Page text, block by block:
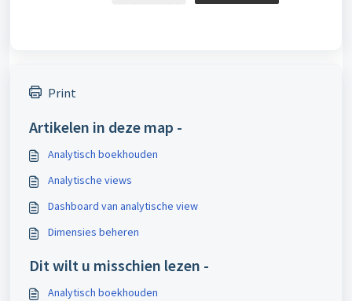
Print
Artikelen in deze map -
Analytisch boekhouden
Analytische views
Dashboard van analytische view
Dimensies beheren
Dit wilt u misschien lezen -
Analytisch boekhouden